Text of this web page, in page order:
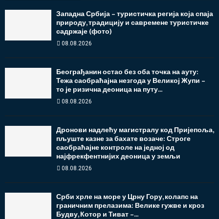
Западна Србија – туристичка регија која спаја
природу, традицију и савремене туристичке
садржаје (фото)
08.08.2026
Београђанин остао без оба точка на ауту:
Тежа саобраћајна незгода у Великој Жупи –
то је ризична деоница на путу...
08.08.2026
Дронови надлећу магистралу код Пријепоља,
пљуште казне за бахате возаче: Строге
саобраћајне контроле на једној од
најфрекфентнијих деоница у земљи
08.08.2026
Срби хрле на море у Црну Гору, колапс на
граничним прелазима: Велике гужве и кроз
Будву, Котор и Тиват –...